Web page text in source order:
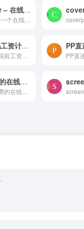
Visual Center – 在线轻松找到图像的视觉中心
Hizdm-张大妈工资计算器：简单、精准、免费的 五险一金及税后工资个税计算器
萌快传 – 免费的在线文件传输和分享平台